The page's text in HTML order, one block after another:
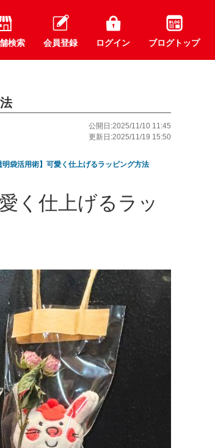
検索 会員登録 ログイン ブログトップ
公開日:2025/11/10 11:45
更新日:2025/11/19 15:50
袋活用術】可愛く仕上げるラッピング方法
く仕上げるラッ